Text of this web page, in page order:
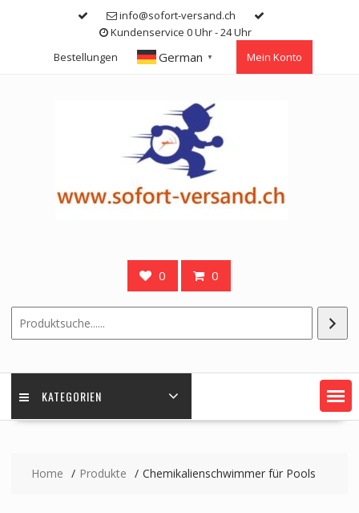
info@sofort-versand.ch
Kundenservice 0 Uhr - 24 Uhr
Bestellungen
German ▼ Mein Konto
0 0
KATEGORIEN
Home Produkte Chemikalienschwimmer für Pools